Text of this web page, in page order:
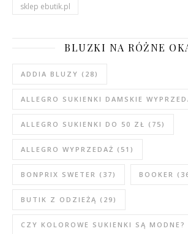
sklep ebutik.pl
BLUZKI NA RÓŻNE
ADDIA BLUZY (28)
ALLEGRO SUKIENKI DAMSKIE
ALLEGRO SUKIENKI DO 50 ZŁ (75)
ALLEGRO WYPRZEDAŻ (51)
BONPRIX SWETER (37) BOOKER
BUTIK Z ODZIEŻĄ (29)
CZY KOLOROWE SUKIENKI SĄ MODNE?